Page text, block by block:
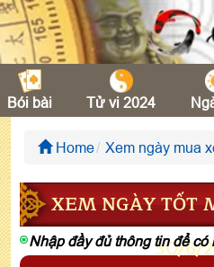
Bói bài Tử vi 2024
Home Xem ngày mua
XEM NGÀY TỐT
30/6/
Nhập đầy đủ thông tin để có